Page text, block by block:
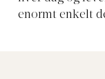
enormt enkelt